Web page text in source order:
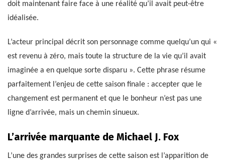
doit maintenant faire face à une réalité qu’il avait peut-être
idéalisée.
L’acteur principal décrit son personnage comme quelqu’un qui «
est revenu à zéro, mais toute la structure de la vie qu’il avait
imaginée a en quelque sorte disparu ». Cette phrase résume
parfaitement l’enjeu de cette saison finale : accepter que le
changement est permanent et que le bonheur n’est pas une
ligne d’arrivée, mais un chemin sinueux.
L’arrivée marquante de Michael J. Fox
L’une des grandes surprises de cette saison est l’apparition de